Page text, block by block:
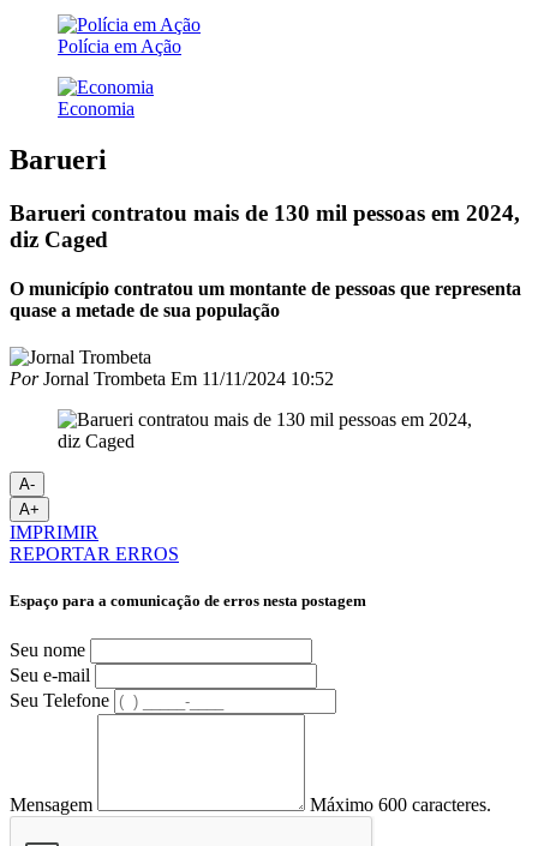
Polícia em Ação
Economia
Barueri
Barueri contratou mais de 130 mil pessoas em 2024,
diz Caged
O município contratou um montante de pessoas que representa
quase a metade de sua população
PorJornal Trombeta Em 11/11/2024 10:52
A-
A+
IMPRIMIR
REPORTAR ERROS
Espaço para a comunicação de erros nesta postagem
Seu nome
Seu e-mail
Seu Telefone
Mensagem Máximo 600 caracteres.